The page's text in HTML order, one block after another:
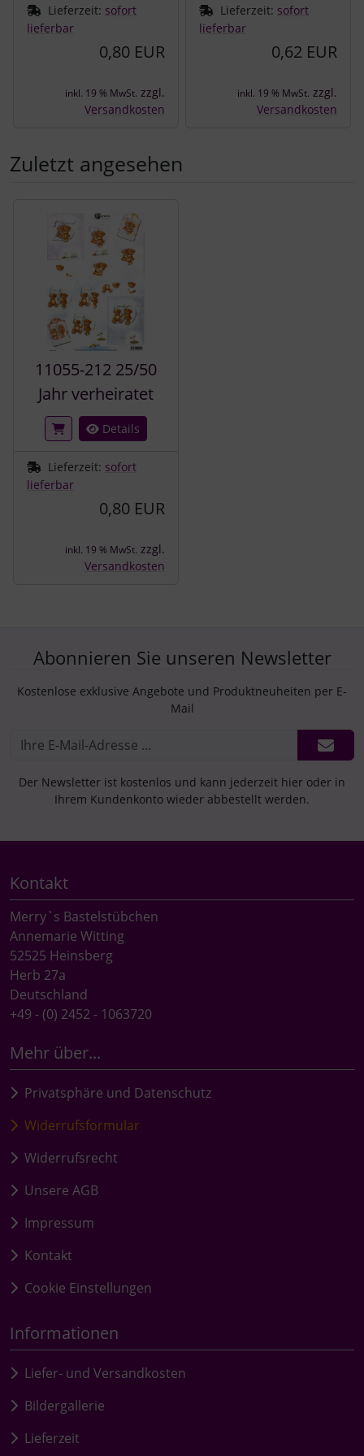
Lieferzeit: sofort
lieferbar
0,80 EUR
inkl. 19 % MwSt. zzgl.
Versandkosten
Lieferzeit: sofort
lieferbar
0,62 EUR
inkl. 19 % MwSt. zzgl.
Versandkosten
Zuletzt angesehen
11055-212 25/50
Jahr verheiratet
Details
Lieferzeit: sofort
lieferbar
0,80 EUR
inkl. 19 % MwSt. zzgl.
Versandkosten
Abonnieren Sie unseren Newsletter
Kostenlose exklusive Angebote und Produktneuheiten per E-
Mail
Der Newsletter ist kostenlos und kann jederzeit hier oder in
Ihrem Kundenkonto wieder abbestellt werden.
Kontakt
Merry`s Bastelstübchen
Annemarie Witting
52525 Heinsberg
Herb 27a
Deutschland
+49 - (0) 2452 - 1063720
Mehr über...
Privatsphäre und Datenschutz
Widerrufsformular
Widerrufsrecht
Unsere AGB
Impressum
Kontakt
Cookie Einstellungen
Informationen
Liefer- und Versandkosten
Bildergallerie
Lieferzeit